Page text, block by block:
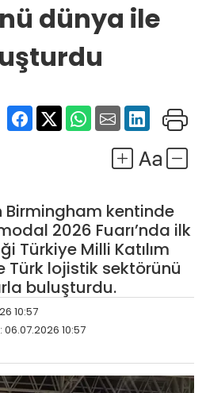
dünya ile
Birmingham kentinde
2026 Fuarı’nda ilk
Türkiye Milli Katılım
Türk lojistik sektörünü
buluşturdu.
10:57
10:57